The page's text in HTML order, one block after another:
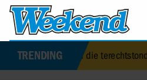
TRENDING
Wise, de royal die